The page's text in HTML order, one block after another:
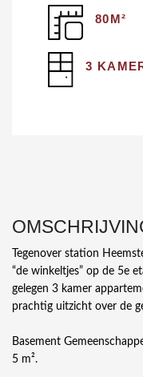
80M²
3
Tegenover station
“de winkeltjes” op de 5e
gelegen 3 kamer
prachtig uitzicht over de
Basement
5 m².